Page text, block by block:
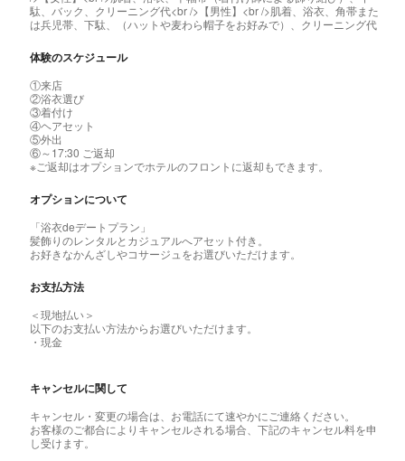
駄、バック、クリーニング代<br />【男性】<br />肌着、浴衣、角帯また
は兵児帯、下駄、（ハットや麦わら帽子をお好みで）、クリーニング代
体験のスケジュール
①来店
②浴衣選び
③着付け
④ヘアセット
⑤外出
⑥～17:30 ご返却
※ご返却はオプションでホテルのフロントに返却もできます。
オプションについて
「浴衣deデートプラン」
髪飾りのレンタルとカジュアルへアセット付き。
お好きなかんざしやコサージュをお選びいただけます。
お支払方法
＜現地払い＞
以下のお支払い方法からお選びいただけます。
・現金
キャンセルに関して
キャンセル・変更の場合は、お電話にて速やかにご連絡ください。
お客様のご都合によりキャンセルされる場合、下記のキャンセル料を申
し受けます。